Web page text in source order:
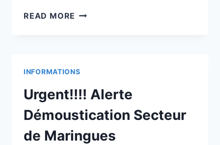
READ MORE BULLETIN
DE
L’ABEILLE
N°35
(NOVEMBRE
2025)
INFORMATIONS
Urgent!!!! Alerte
Démoustication Secteur
de Maringues